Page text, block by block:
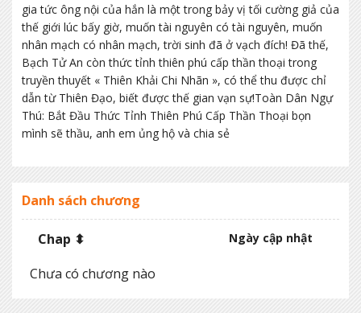
gia tức ông nội của hắn là một trong bảy vị tối cường giả của
thế giới lúc bấy giờ, muốn tài nguyên có tài nguyên, muốn
nhân mạch có nhân mạch, trời sinh đã ở vạch đích! Đã thế,
Bạch Tử An còn thức tỉnh thiên phú cấp thần thoại trong
truyền thuyết « Thiên Khải Chi Nhãn », có thể thu được chỉ
dẫn từ Thiên Đạo, biết được thế gian vạn sự!Toàn Dân Ngự
Thú: Bắt Đầu Thức Tỉnh Thiên Phú Cấp Thần Thoại bọn
mình sẽ thầu, anh em ủng hộ và chia sẻ
Danh sách chương
Chap ⬍ Ngày cập nhật
Chưa có chương nào